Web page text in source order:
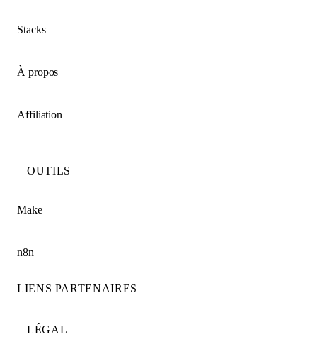
Stacks
À propos
Affiliation
OUTILS
Make
n8n
LIENS PARTENAIRES
LÉGAL